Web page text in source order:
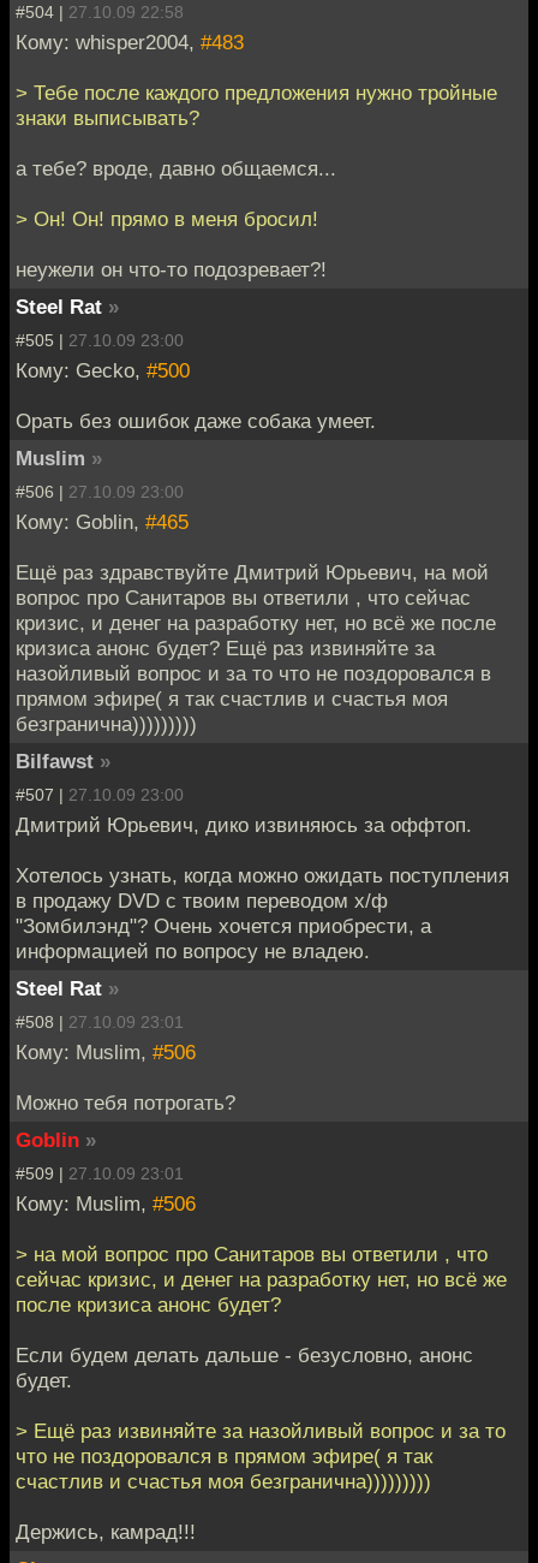
#504 | 27.10.09 22:58
Кому: whisper2004, #483
> Тебе после каждого предложения нужно тройные
знаки выписывать?
а тебе? вроде, давно общаемся...
> Он! Он! прямо в меня бросил!
неужели он что-то подозревает?!
Steel Rat »
#505 | 27.10.09 23:00
Кому: Gecko, #500
Орать без ошибок даже собака умеет.
Muslim »
#506 | 27.10.09 23:00
Кому: Goblin, #465
Ещё раз здравствуйте Дмитрий Юрьевич, на мой
вопрос про Санитаров вы ответили , что сейчас
кризис, и денег на разработку нет, но всё же после
кризиса анонс будет? Ещё раз извиняйте за
назойливый вопрос и за то что не поздоровался в
прямом эфире( я так счастлив и счастья моя
безгранична)))))))))
Bilfawst »
#507 | 27.10.09 23:00
Дмитрий Юрьевич, дико извиняюсь за оффтоп.
Хотелось узнать, когда можно ожидать поступления
в продажу DVD с твоим переводом х/ф
"Зомбилэнд"? Очень хочется приобрести, а
информацией по вопросу не владею.
Steel Rat »
#508 | 27.10.09 23:01
Кому: Muslim, #506
Можно тебя потрогать?
Goblin »
#509 | 27.10.09 23:01
Кому: Muslim, #506
> на мой вопрос про Санитаров вы ответили , что
сейчас кризис, и денег на разработку нет, но всё же
после кризиса анонс будет?
Если будем делать дальше - безусловно, анонс
будет.
> Ещё раз извиняйте за назойливый вопрос и за то
что не поздоровался в прямом эфире( я так
счастлив и счастья моя безгранична)))))))))
Держись, камрад!!!